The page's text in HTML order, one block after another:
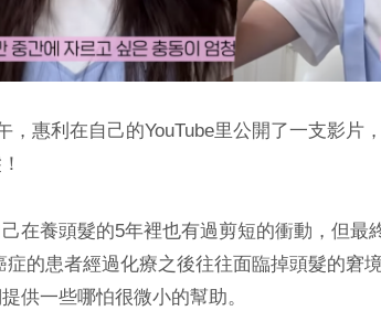
，惠利在自己的YouTube里公開了一支影片
在養頭髮的5年裡也有過剪短的衝動，但最
症的患者經過化療之後往往面臨掉頭髮的窘
供一些哪怕很微小的幫助。